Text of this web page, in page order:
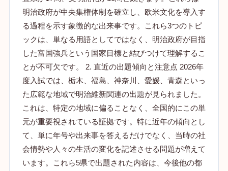
明治政府が中央集権体制を確立し、欧米文化を導入す
る過程を示す象徴的な出来事です。これら3つのトピ
ックは、単なる用語としてではなく、明治政府が目指
した富国強兵という国家目標と結びつけて理解するこ
とが不可欠です。 2. 直近の出題傾向と注意点 2026年
度入試では、栃木、福島、神奈川、愛媛、青森といっ
た広範な地域で明治維新関連の出題が見られました。
これは、特定の地域に偏ることなく、全国的にこの単
元が重要視されている証拠です。特に近年の傾向とし
て、単に年号や出来事を答えるだけでなく、当時の社
会情勢や人々の生活の変化を記述させる問題が増えて
います。これら5県で出題された内容は、今後他の都